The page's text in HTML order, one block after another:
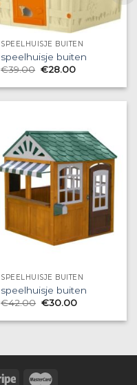
SPEELHUISJE BUITEN
speelhuisje buiten
€39.00 €28.00
SPEELHUISJE BUITEN
speelhuisje buiten
€42.00 €30.00